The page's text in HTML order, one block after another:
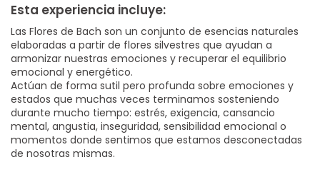
Esta experiencia incluye:
Las Flores de Bach son un conjunto de esencias naturales
elaboradas a partir de flores silvestres que ayudan a
armonizar nuestras emociones y recuperar el equilibrio
emocional y energético.
Actúan de forma sutil pero profunda sobre emociones y
estados que muchas veces terminamos sosteniendo
durante mucho tiempo: estrés, exigencia, cansancio
mental, angustia, inseguridad, sensibilidad emocional o
momentos donde sentimos que estamos desconectadas
de nosotras mismas.